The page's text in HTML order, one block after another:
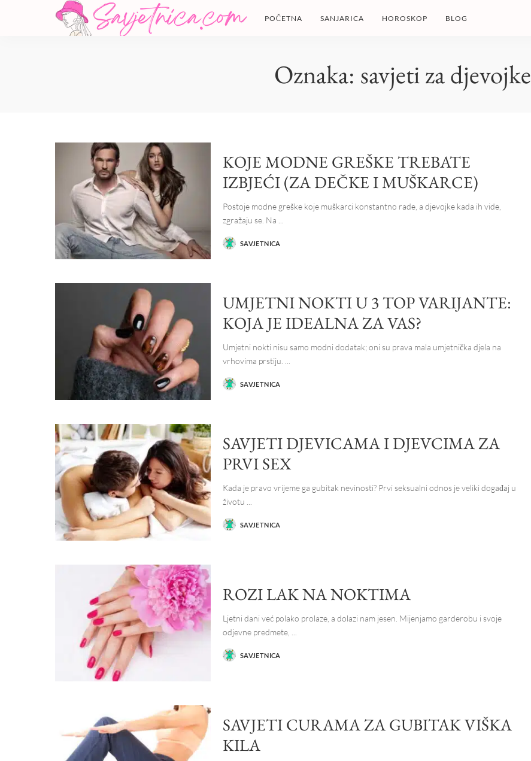
POČETNA SANJARICA HOROSKOP BLOG
Oznaka: savjeti za djevojke
KOJE MODNE GREŠKE TREBATE
IZBJEĆI (ZA DEČKE I MUŠKARCE)
Postoje modne greške koje muškarci konstantno rade, a djevojke kada ih vide,
zgražaju se. Na
POSTED
BY
SAVJETNICA
UMJETNI NOKTI U 3 TOP VARIJANTE:
KOJA JE IDEALNA ZA VAS?
Umjetni nokti nisu samo modni dodatak; oni su prava mala umjetnička djela na
vrhovima prstiju.
POSTED
BY
SAVJETNICA
SAVJETI DJEVICAMA I DJEVCIMA ZA
PRVI SEX
Kada je pravo vrijeme ga gubitak nevinosti? Prvi seksualni odnos je veliki događaj u
životu
POSTED
BY
SAVJETNICA
ROZI LAK NA NOKTIMA
Ljetni dani već polako prolaze, a dolazi nam jesen. Mijenjamo garderobu i svoje
odjevne predmete,
POSTED
BY
SAVJETNICA
SAVJETI CURAMA ZA GUBITAK VIŠKA
KILA